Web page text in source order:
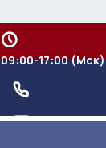
09:00-17:00 (Мск)